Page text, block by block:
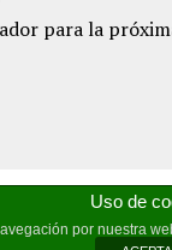
para la
Uso de
por nuestra